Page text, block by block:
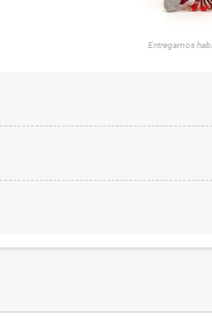
Entregamos